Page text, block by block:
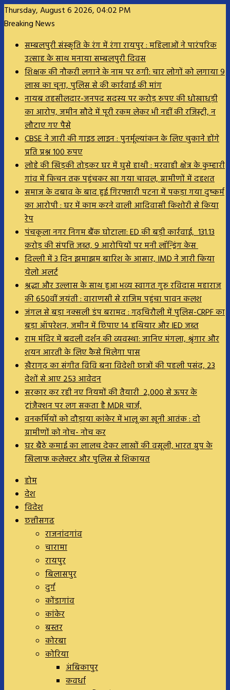
Thursday, August 6 2026, 04:02 PM
Breaking News
सम्बलपुरी संस्कृति के रंग में रंगा रायपुर : महिलाओं ने पारंपरिक
उत्साह के साथ मनाया सम्बलपुरी दिवस
शिक्षक की नौकरी लगाने के नाम पर ठगी: चार लोगों को लगाया 9
लाख का चूना, पुलिस से की कार्रवाई की मांग
नायब तहसीलदार-जनपद सदस्य पर करोड़ रुपए की धोखाधड़ी
का आरोप, जमीन सौदे में पूरी रकम लेकर भी नहीं की रजिस्ट्री, न
लौटाए गए पैसे
CBSE ने जारी की गाइड लाइन : पुनर्मूल्यांकन के लिए चुकाने होंगे
प्रति प्रश्न 100 रुपए
लोहे की खिड़की तोड़कर घर में घुसे हाथी : मरवाही क्षेत्र के कुम्हारी
गांव में किचन तक पहुंचकर खा गया चावल, ग्रामीणों में दहशत
समाज के दबाव के बाद हुई गिरफ्तारी पटना में पकड़ा गया दुष्कर्म
का आरोपी : घर में काम करने वाली आदिवासी किशोरी से किया
रेप
पंचकूला नगर निगम बैंक घोटाला: ED की बड़ी कार्रवाई, 131.13
करोड़ की संपत्ति जब्त, 9 आरोपियों पर मनी लॉन्ड्रिंग केस
दिल्ली में 3 दिन झमाझम बारिश के आसार, IMD ने जारी किया
येलो अलर्ट
श्रद्धा और उल्लास के साथ हुआ भव्य स्वागत गुरु रविदास महाराज
की 650वीं जयंती : वाराणसी से राजिम पहुंचा पावन कलश
जंगल से बड़ा नक्सली डंप बरामद : गढ़चिरौली में पुलिस-CRPF का
बड़ा ऑपरेशन, जमीन में छिपाए 14 हथियार और IED जब्त
राम मंदिर में बदली दर्शन की व्यवस्था: जानिए मंगला, श्रृंगार और
शयन आरती के लिए कैसे मिलेगा पास
खैरागढ़ का संगीत विवि बना विदेशी छात्रों की पहली पसंद, 23
देशों से आए 253 आवेदन
सरकार कर रही नए नियमों की तैयारी ₹ 2,000 से ऊपर के
ट्रांजैक्शन पर लग सकता है MDR चार्ज,
वनकर्मियों को दौड़ाया कांकेर में भालू का खूनी आतंक : दो
ग्रामीणों को नोच- नोच कर
घर बैठे कमाई का लालच देकर लाखों की वसूली, भारत ग्रुप के
खिलाफ कलेक्टर और पुलिस से शिकायत
होम
देश
विदेश
छत्तीसगढ
राजनांदगांव
चारामा
रायपुर
बिलासपुर
दुर्ग
कोंडागांव
कांकेर
बस्तर
कोरबा
कोरिया
अंबिकापुर
कवर्धा